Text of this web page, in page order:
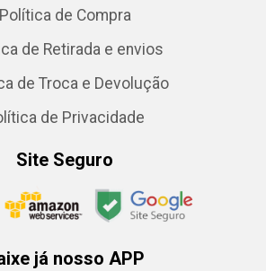
Política de Compra
de Retirada e envios
de Troca e Devolução
de Privacidade
Site Seguro
já nosso APP